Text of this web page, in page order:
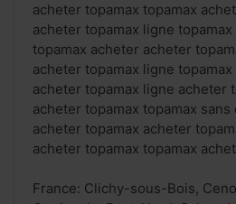
acheter topamax topamax
acheter topamax ligne
topamax acheter acheter
acheter topamax ligne
acheter topamax ligne acheter
acheter topamax topamax sans
acheter topamax acheter
acheter topamax topamax
France: Clichy-sous-Bois,